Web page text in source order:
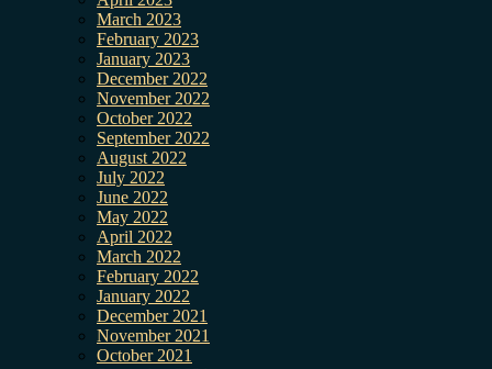
March 2023
February 2023
January 2023
December 2022
November 2022
October 2022
September 2022
August 2022
July 2022
June 2022
May 2022
April 2022
March 2022
February 2022
January 2022
December 2021
November 2021
October 2021